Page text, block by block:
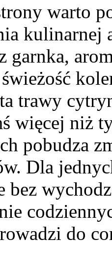
warto
kulinarnej
garnka,
trawy
więcej niż
pobudza
Dla
bez
do